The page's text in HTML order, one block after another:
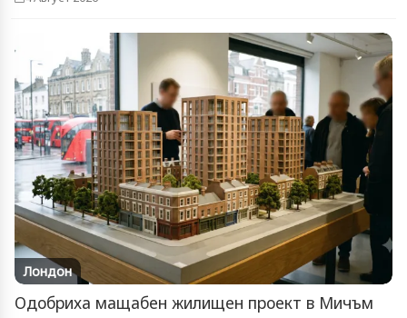
Лондон
Одобриха мащабен жилищен проект в Мичъм